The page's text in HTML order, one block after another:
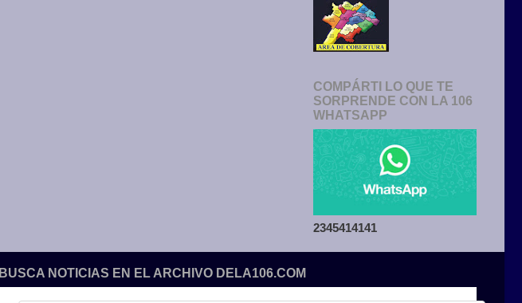
COMPÁRTI LO QUE TE
SORPRENDE CON LA 106
WHATSAPP
2345414141
BUSCA NOTICIAS EN EL ARCHIVO DELA106.COM